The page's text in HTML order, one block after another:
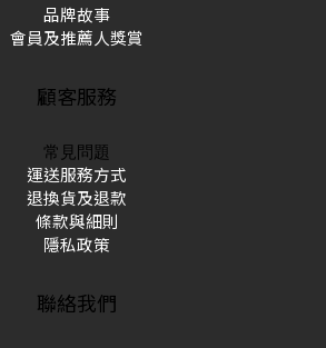
品牌故事
會員及推薦人獎賞
顧客服務
常見問題
運送服務方式
退換貨及退款
條款與細則
隱私政策
聯絡我們